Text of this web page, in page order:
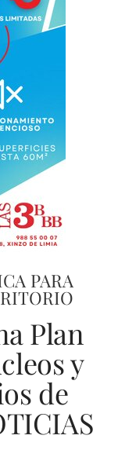
PARA
Plan
y
de